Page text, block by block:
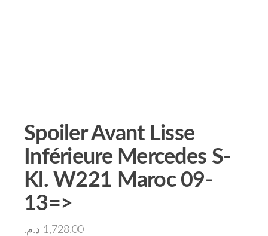
Spoiler Avant Lisse
Inférieure Mercedes S-
Kl. W221 Maroc 09-
13=>
1,728.00 د.م.